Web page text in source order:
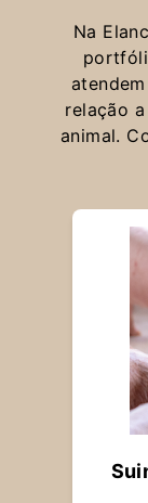
Na
relação
animal.